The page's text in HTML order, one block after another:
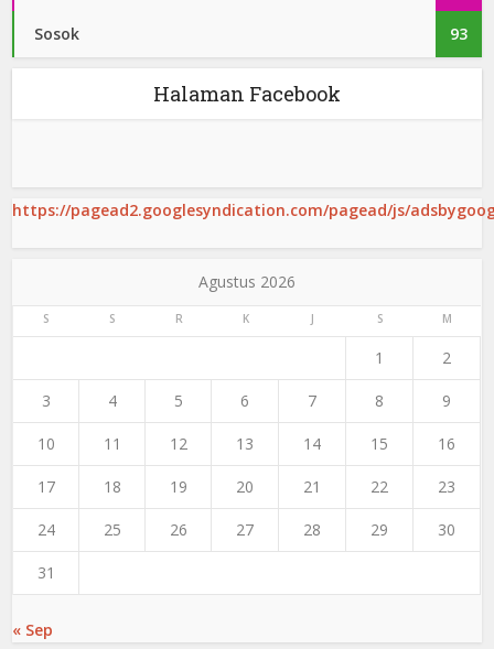
Sosok 93
Halaman Facebook
https://pagead2.googlesyndication.com/pagead/js/
Agustus 2026
S S R K J S M
1 2
3 4 5 6 7 8 9
10 11 12 13 14 15 16
17 18 19 20 21 22 23
24 25 26 27 28 29 30
31
« Sep